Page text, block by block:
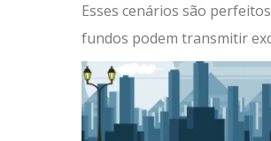
Esses cenários são
fundos podem transmitir